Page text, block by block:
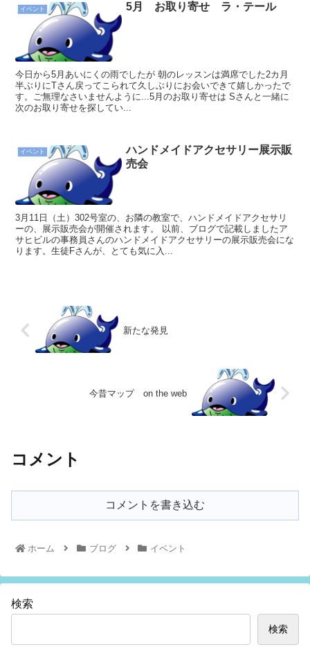
イベント 5月 お取り寄せ ラ・テール
今日から5月あいにくの雨でしたが 朝のレッスンは満席でした2カ月
半ぶりにTさん戻ってこられて久しぶりにお会いできて嬉しかったで
す。ご無理なさいませんように...5月のお取り寄せは Sさんと一緒に
次のお取り寄せを探してい...
イベント
ハンドメイドアクセサリー展示販
売会
3月11日（土）302号室の、お隣の教室で、ハンドメイドアクセサリ
ーの、展示販売会が開催されます。 以前、ブログで記載しましたア
サヒビルの事務員さんのハンドメイドアクセサリーの展示販売会にな
ります。生徒Fさんが、とても気に入...
新たな発見
今昔マップ on the web
コメント
コメントを書き込む
ホーム ブログ イベント
検索
検索